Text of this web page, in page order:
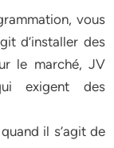
vous
d’installer des
le marché, JV
exigent des
il s’agit de